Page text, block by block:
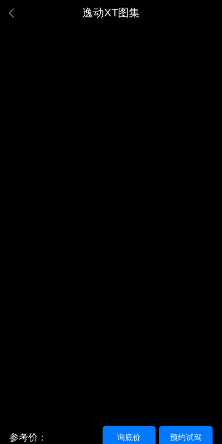
逸动XT图集
参考价： 预约试驾
询底价